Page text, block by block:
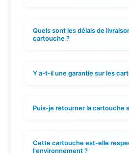
Quels sont les délais de
cartouche ?
Y a-t-il une garantie sur les
Puis-je retourner la cartouche
Cette cartouche est-elle
l'environnement ?